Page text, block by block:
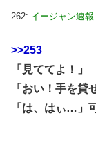
262: イージャン速報
>>253
「見ててよ！」
「おい！手を貸
「は、はぃ…」